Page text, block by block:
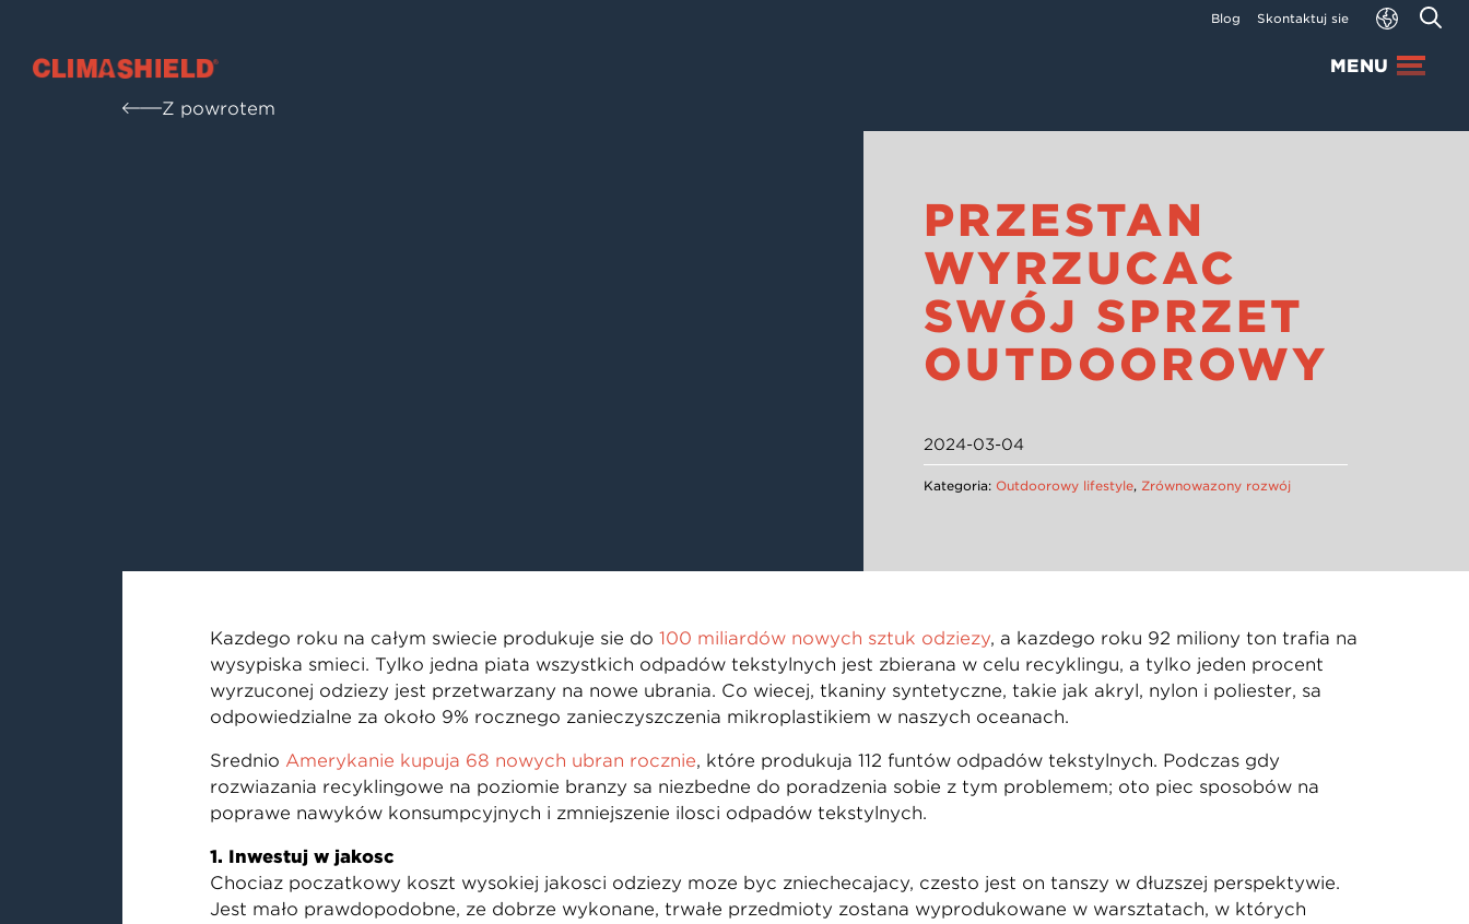
Blog Skontaktuj się
Climashield® MENU
Z powrotem
PRZESTAŃ
WYRZUCAĆ
SWÓJ SPRZĘT
OUTDOOROWY
2024-03-04
Kategoria: Outdoorowy lifestyle,Zrównoważony rozwój
Każdego roku na całym świecie produkuje się do 100 miliardów nowych sztuk odzieży, a każdego roku 92 miliony ton trafia na
wysypiska śmieci. Tylko jedna piąta wszystkich odpadów tekstylnych jest zbierana w celu recyklingu, a tylko jeden procent
wyrzuconej odzieży jest przetwarzany na nowe ubrania. Co więcej, tkaniny syntetyczne, takie jak akryl, nylon i poliester, są
odpowiedzialne za około 9% rocznego zanieczyszczenia mikroplastikiem w naszych oceanach.
Średnio Amerykanie kupują 68 nowych ubrań rocznie, które produkują 112 funtów odpadów tekstylnych. Podczas gdy
rozwiązania recyklingowe na poziomie branży są niezbędne do poradzenia sobie z tym problemem; oto pięć sposobów na
poprawę nawyków konsumpcyjnych i zmniejszenie ilości odpadów tekstylnych.
1. Inwestuj w jakość
Chociaż początkowy koszt wysokiej jakości odzieży może być zniechęcający, często jest on tańszy w dłuższej perspektywie.
Jest mało prawdopodobne, że dobrze wykonane, trwałe przedmioty zostaną wyprodukowane w warsztatach, w których